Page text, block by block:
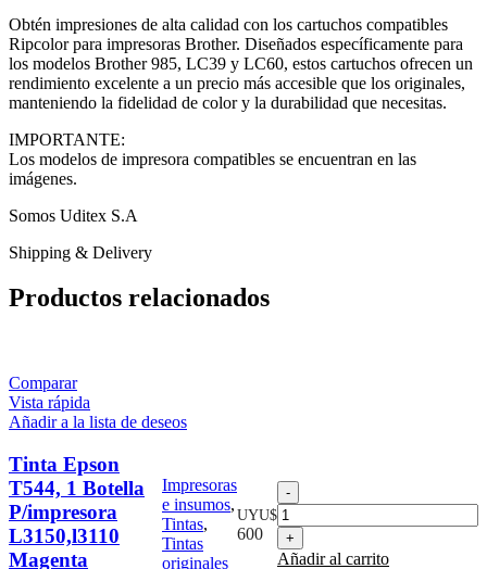
Obtén impresiones de alta calidad con los cartuchos compatibles
Ripcolor para impresoras Brother. Diseñados específicamente para
los modelos Brother 985, LC39 y LC60, estos cartuchos ofrecen un
rendimiento excelente a un precio más accesible que los originales,
manteniendo la fidelidad de color y la durabilidad que necesitas.
IMPORTANTE:
Los modelos de impresora compatibles se encuentran en las
imágenes.
Somos Uditex S.A
Shipping & Delivery
Productos relacionados
Comparar
Vista rápida
Añadir a la lista de deseos
Tinta Epson
T544, 1 Botella
P/impresora
L3150,l3110
Magenta
Impresoras
e insumos,
Tintas,
Tintas
originales
UYU$
600
Tinta
Epson
T544,
1
Añadir al carrito